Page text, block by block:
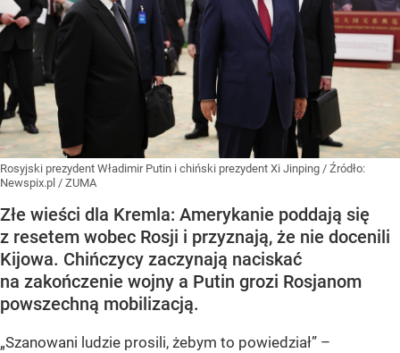
Rosyjski prezydent Władimir Putin i chiński prezydent Xi Jinping / Źródło:
Newspix.pl / ZUMA
Złe wieści dla Kremla: Amerykanie poddają się
z resetem wobec Rosji i przyznają, że nie docenili
Kijowa. Chińczycy zaczynają naciskać
na zakończenie wojny a Putin grozi Rosjanom
powszechną mobilizacją.
„Szanowani ludzie prosili, żebym to powiedział” –